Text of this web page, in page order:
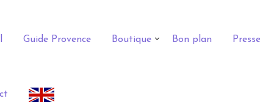
Guide Provence Boutique Bon plan